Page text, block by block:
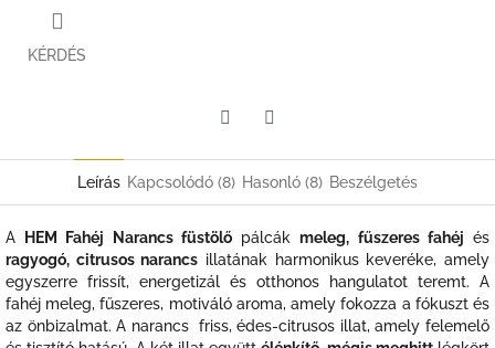
KÉRDÉS
Leírás Kapcsolódó (8) Hasonló (8) Beszélgetés
A HEM Fahéj Narancs füstölőpálcákmeleg, fűszeres fahéj és
ragyogó, citrusos narancs illatának harmonikus keveréke, amely
egyszerre frissít, energetizál és otthonos hangulatot teremt. A
fahéj meleg, fűszeres, motiváló aroma, amely fokozza a fókuszt és
az önbizalmat. A narancs friss, édes-citrusos illat, amely felemelő